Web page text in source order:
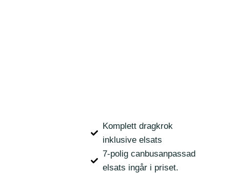
Komplett dragkrok
inklusive elsats
7-polig canbusanpassad
elsats ingår i priset.